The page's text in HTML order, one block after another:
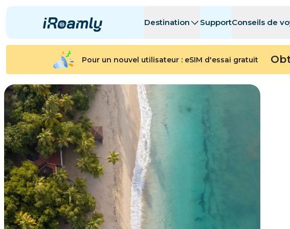
Destination SupportConseils de
eSIMs régionales
Argentine
Azerbaïdjan
Belgique
Pour un nouvel utilisateur : eSIM d'essai gratuit